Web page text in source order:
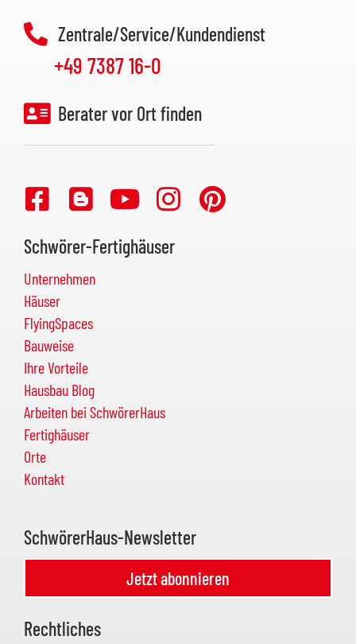
Zentrale/Service/Kundendienst
+49 7387 16-0
Berater vor Ort finden
Schwörer-Fertighäuser
Unternehmen
Häuser
FlyingSpaces
Bauweise
Ihre Vorteile
Hausbau Blog
Arbeiten bei SchwörerHaus
Fertighäuser
Orte
Kontakt
SchwörerHaus-Newsletter
Jetzt abonnieren
Rechtliches